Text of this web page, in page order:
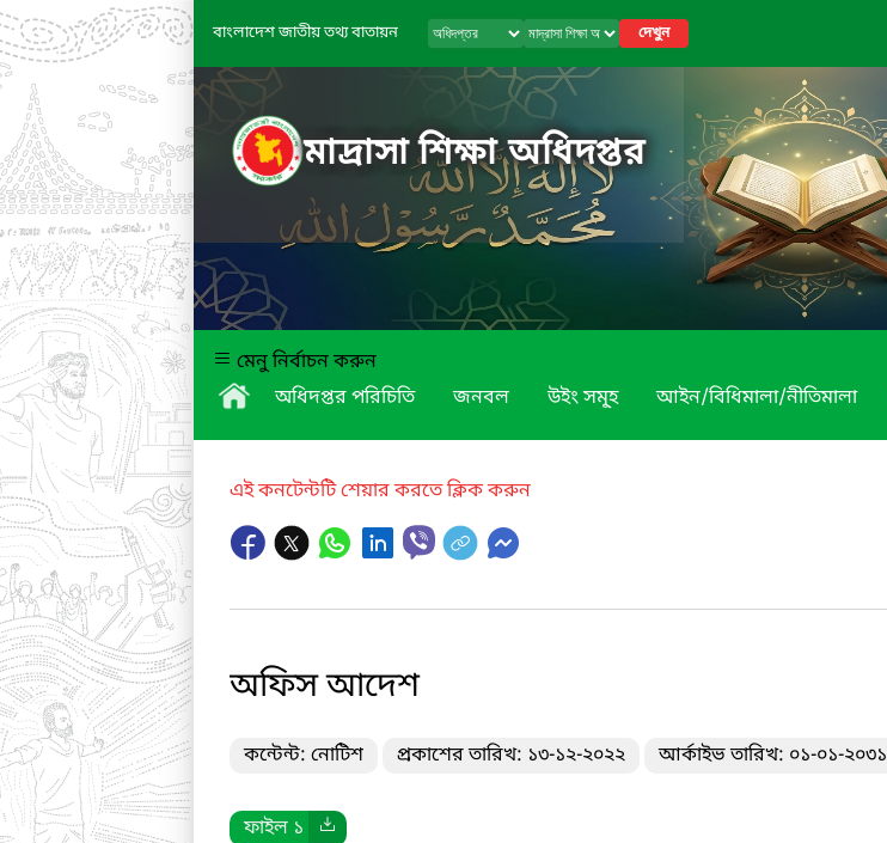
বাংলাদেশ জাতীয় তথ্য বাতায়ন দেখুন
মাদ্রাসা শিক্ষা অধিদপ্তর
মেনু নির্বাচন করুন
অধিদপ্তর পরিচিতি
জনবল উইং সমূ্হ আইন/বিধিমালা/নীতিমালা
এই কনটেন্টটি শেয়ার করতে ক্লিক করুন
অফিস আদেশ
কন্টেন্ট: নোটিশ প্রকাশের তারিখ: ১৩-১২-২০২২ আর্কাইভ তারিখ: ০১-০১-২০৩১
ফাইল ১